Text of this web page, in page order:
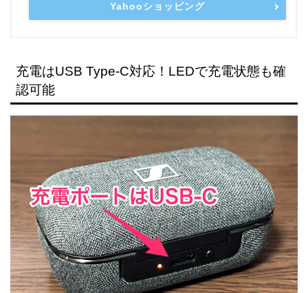
Yahooショッピング
充電はUSB Type-C対応！LEDで充電状態も確
認可能